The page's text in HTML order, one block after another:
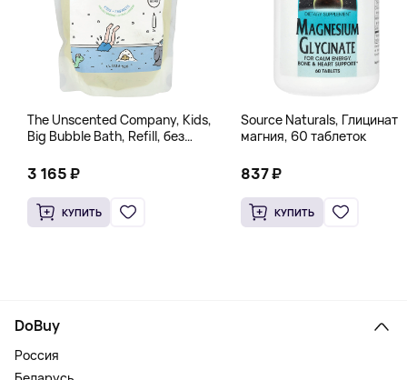
The Unscented Company, Kids,
Big Bubble Bath, Refill, без
Унции)
3 165 ₽
КУПИТЬ
Source Naturals, Глицинат
магния, 60 таблеток
837 ₽
КУПИТЬ
DoBuy
Россия